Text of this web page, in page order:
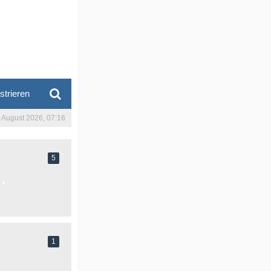
August 2026, 07:16
5
1